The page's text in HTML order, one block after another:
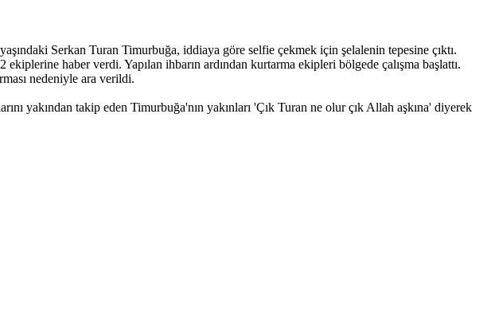
Serkan Turan Timurbuğa, iddiaya göre selfie çekmek için şelalenin tepesine çıktı.
haber verdi. Yapılan ihbarın ardından kurtarma ekipleri bölgede çalışma başlattı.
nedeniyle ara verildi.
yakından takip eden Timurbuğa'nın yakınları 'Çık Turan ne olur çık Allah aşkına' diyerek